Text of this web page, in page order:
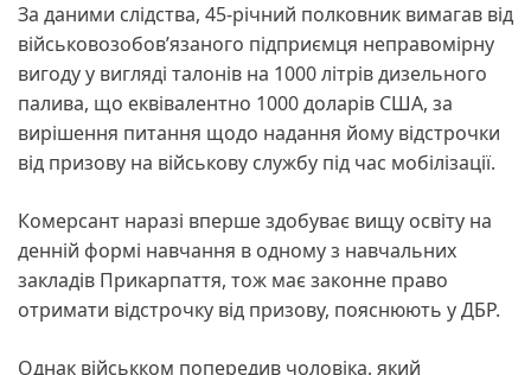
За даними слідства, 45-річний полковник вимагав від
військовозобов’язаного підприємця неправомірну
вигоду у вигляді талонів на 1000 літрів дизельного
палива, що еквівалентно 1000 доларів США, за
вирішення питання щодо надання йому відстрочки
від призову на військову службу під час мобілізації.
Комерсант наразі вперше здобуває вищу освіту на
денній формі навчання в одному з навчальних
закладів Прикарпаття, тож має законне право
отримати відстрочку від призову, пояснюють у ДБР.
Однак військком попередив чоловіка, який